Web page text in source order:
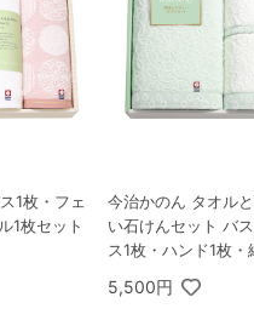
1枚・フェ
1枚セット
今治かのん タオル
い石けんセット バ
ス1枚・ハンド1枚・
5,500円